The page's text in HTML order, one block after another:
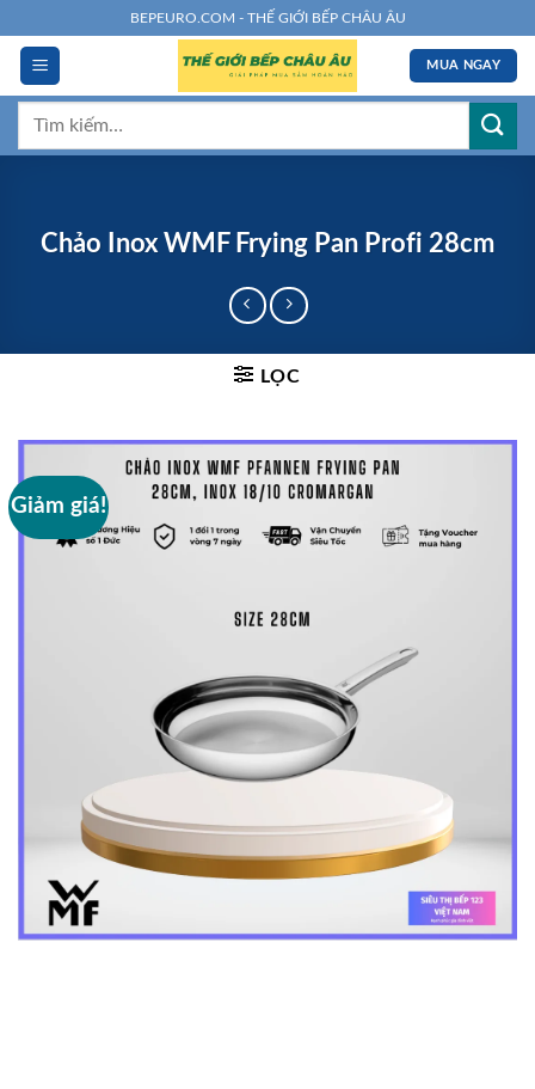
đến
dung
BEPEURO.COM - THẾ GIỚI BẾP CHÂU ÂU
MUA NGAY
Tìm
Chảo Inox WMF Frying Pan Profi 28cm
LỌC
Giảm giá!